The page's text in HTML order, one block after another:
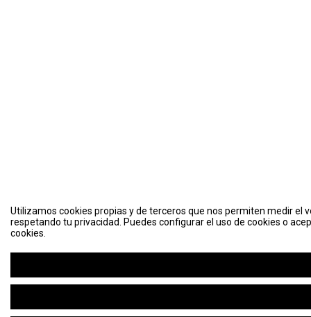
Utilizamos cookies propias y de terceros que nos permiten medir el
respetando tu privacidad. Puedes configurar el uso de cookies o
cookies.